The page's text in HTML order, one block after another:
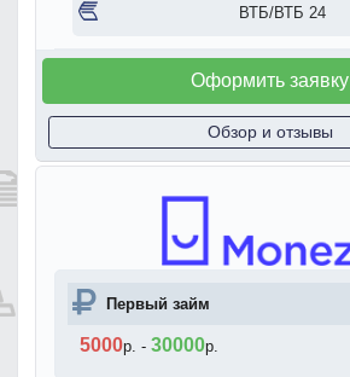
ВТБ/ВТБ 24
Оформить заявку
Обзор и отзывы
Первый займ
5000р. - 30000р.